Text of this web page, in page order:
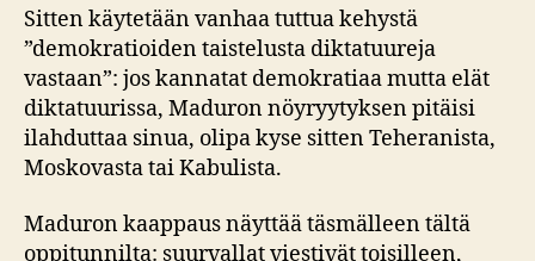
Sitten käytetään vanhaa tuttua kehystä
”demokratioiden taistelusta diktatuureja
vastaan”: jos kannatat demokratiaa mutta elät
diktatuurissa, Maduron nöyryytyksen pitäisi
ilahduttaa sinua, olipa kyse sitten Teheranista,
Moskovasta tai Kabulista.
Maduron kaappaus näyttää täsmälleen tältä
oppitunnilta: suurvallat viestivät toisilleen,